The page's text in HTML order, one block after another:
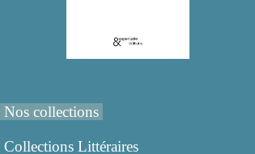
Nos collections
Collections Littéraires